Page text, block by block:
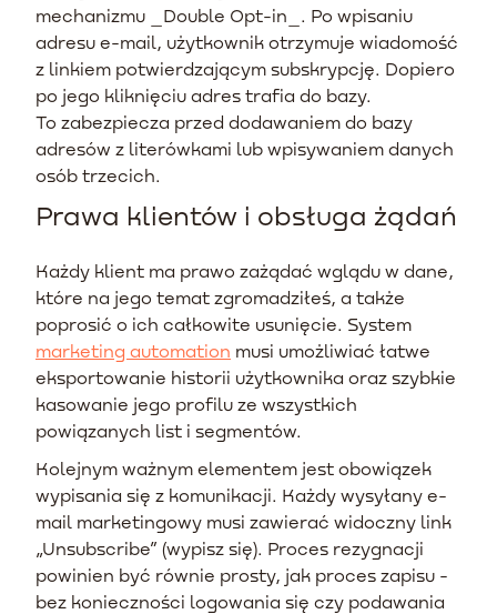
mechanizmu _Double Opt-in_. Po wpisaniu
adresu e-mail, użytkownik otrzymuje wiadomość
z linkiem potwierdzającym subskrypcję. Dopiero
po jego kliknięciu adres trafia do bazy.
To zabezpiecza przed dodawaniem do bazy
adresów z literówkami lub wpisywaniem danych
osób trzecich.
Prawa klientów i obsługa żądań
Każdy klient ma prawo zażądać wglądu w dane,
które na jego temat zgromadziłeś, a także
poprosić o ich całkowite usunięcie. System
marketing automation musi umożliwiać łatwe
eksportowanie historii użytkownika oraz szybkie
kasowanie jego profilu ze wszystkich
powiązanych list i segmentów.
Kolejnym ważnym elementem jest obowiązek
wypisania się z komunikacji. Każdy wysyłany e-
mail marketingowy musi zawierać widoczny link
„Unsubscribe” (wypisz się). Proces rezygnacji
powinien być równie prosty, jak proces zapisu -
bez konieczności logowania się czy podawania